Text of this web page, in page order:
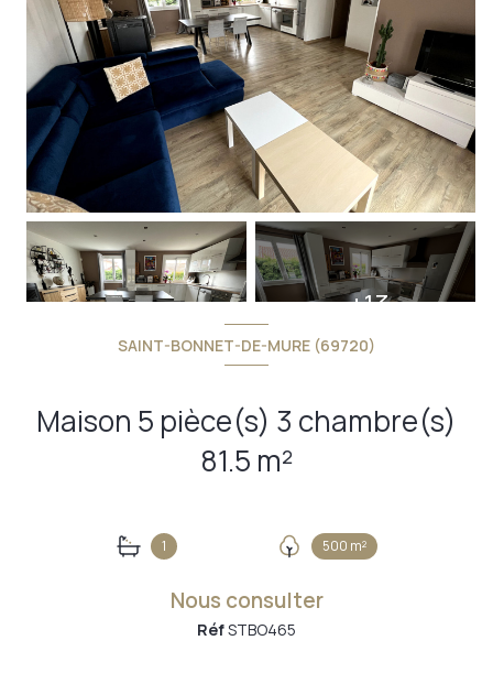
+13
SAINT-BONNET-DE-MURE (69720)
Maison 5 pièce(s) 3 chambre(s)
81.5 m²
1 500 m²
Nous consulter
RéfSTBO465